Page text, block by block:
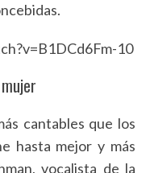
10
cantables que los
hasta mejor y más
vocalista de la